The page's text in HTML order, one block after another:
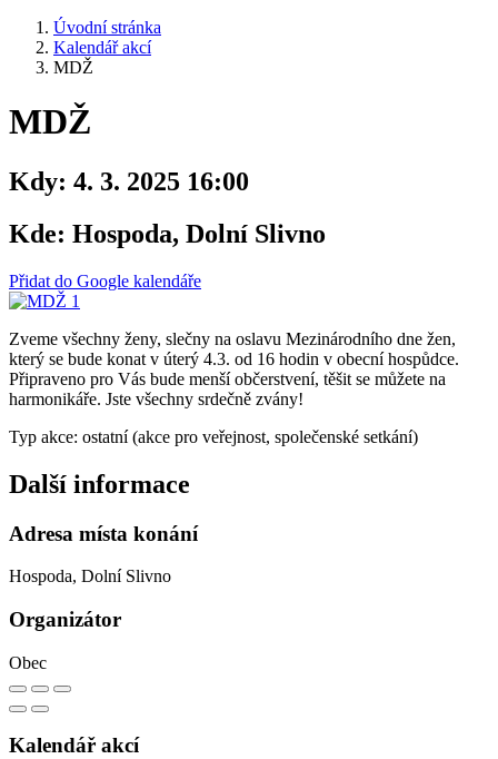
Úvodní stránka
Kalendář akcí
MDŽ
MDŽ
Kdy: 4. 3. 2025 16:00
Kde: Hospoda, Dolní Slivno
Přidat do Google kalendáře
Zveme všechny ženy, slečny na oslavu Mezinárodního dne žen,
který se bude konat v úterý 4.3. od 16 hodin v obecní hospůdce.
Připraveno pro Vás bude menší občerstvení, těšit se můžete na
harmonikáře. Jste všechny srdečně zvány!
Typ akce: ostatní (akce pro veřejnost, společenské setkání)
Další informace
Adresa místa konání
Hospoda, Dolní Slivno
Organizátor
Obec
Kalendář akcí